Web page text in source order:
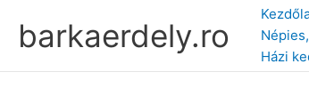
content
barkaerdely.ro
Házi